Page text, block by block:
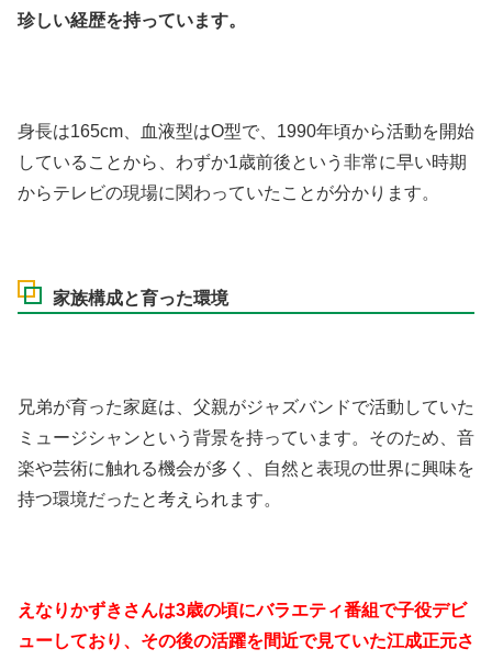
珍しい経歴を持っています。
身長は165cm、血液型はO型で、1990年頃から活動を開始
していることから、わずか1歳前後という非常に早い時期
からテレビの現場に関わっていたことが分かります。
家族構成と育った環境
兄弟が育った家庭は、父親がジャズバンドで活動していた
ミュージシャンという背景を持っています。そのため、音
楽や芸術に触れる機会が多く、自然と表現の世界に興味を
持つ環境だったと考えられます。
えなりかずきさんは3歳の頃にバラエティ番組で子役デビ
ューしており、その後の活躍を間近で見ていた江成正元さ